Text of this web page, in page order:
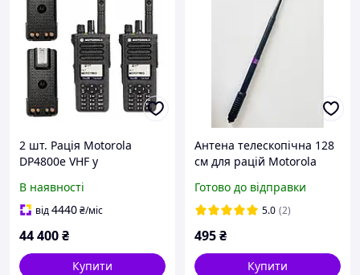
2 шт. Рація Motorola
DP4800e VHF у
комплектації (AES-256,
посилена антена, дод.
В наявності
від4440₴/міс
44 400₴
Купити
Антена телескопічна 128
см для рацій Motorola
DP4401e, DP4801e,
DP4600e, R7 для
Готово до відправки
5.0 (2)
495₴
Купити